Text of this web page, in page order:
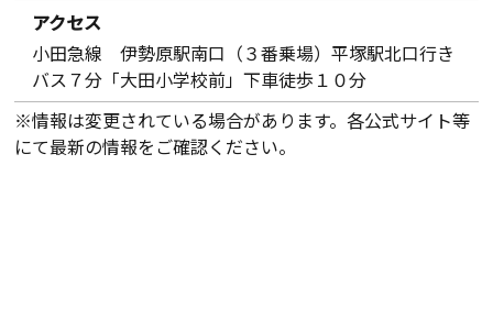
アクセス
小田急線 伊勢原駅南口（３番乗場）平塚駅北口行き
バス７分「大田小学校前」下車徒歩１０分
※情報は変更されている場合があります。各公式サイト等
にて最新の情報をご確認ください。